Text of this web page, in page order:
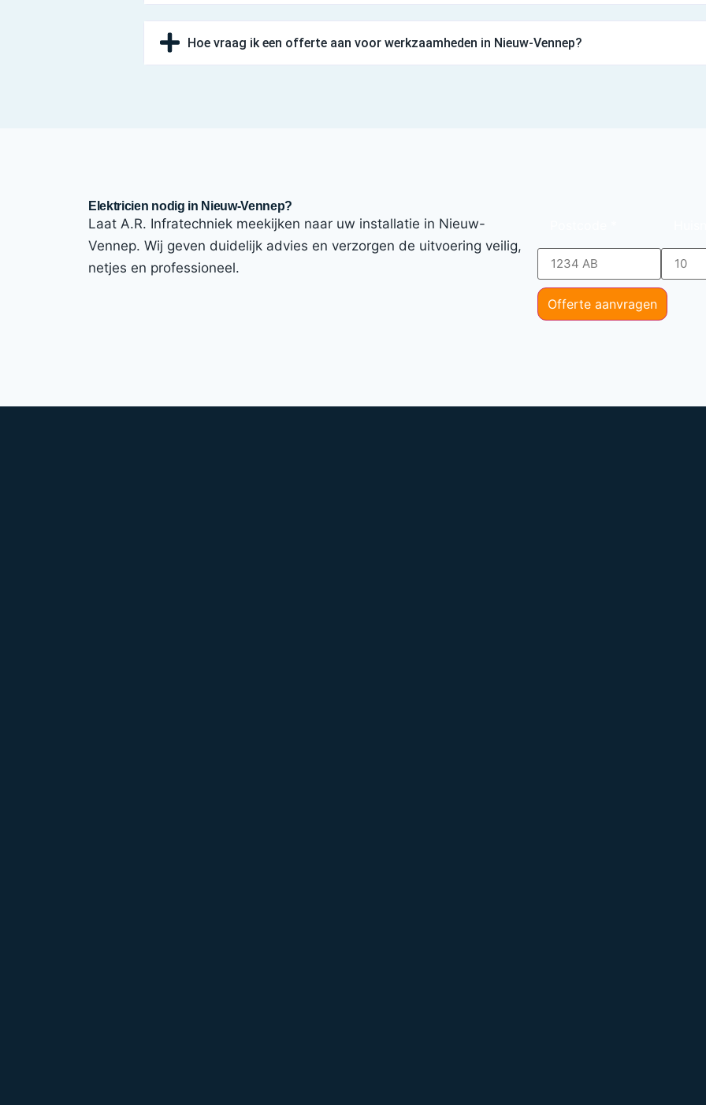
Hoe vraag ik een offerte aan voor werkzaamheden in Nieuw-Vennep?
Elektricien nodig in Nieuw-Vennep?
Laat A.R. Infratechniek meekijken naar uw installatie in Nieuw-
Vennep. Wij geven duidelijk advies en verzorgen de uitvoering veilig,
netjes en professioneel.
Offerte aanvragen